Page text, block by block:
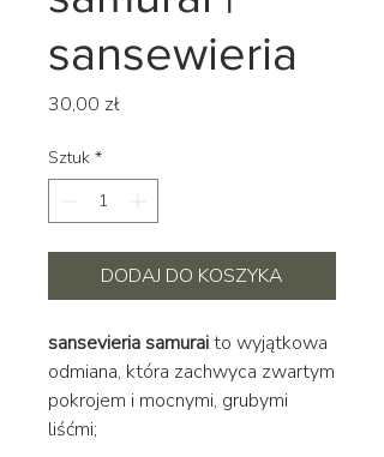
sansewieria
30,00 złCena
Sztuk *
DODAJ DO KOSZYKA
sansevieria samuraito wyjątkowa
odmiana, która zachwyca zwartym
pokrojem i mocnymi, grubymi
liśćmi;